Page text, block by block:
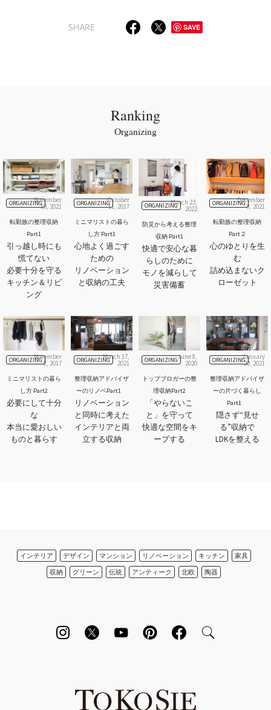
SHARE SAVE
Ranking
Organizing
ORGANIZINGNovember
10, 2021
転勤族の整理収納
Part1
引っ越し時にも
慌てない
必要十分を守る
キッチン＆リビ
ング
ORGANIZINGOctober
11, 2017
ミニマリストの暮ら
し方 Part1
心地よく過ごす
ための
リノベーション
と収納の工夫
ORGANIZINGMarch 23,
2022
防災から考える整理
収納 Part1
快適で安心な暮
らしのために
モノを減らして
災害備蓄
ORGANIZINGDecember
8, 2021
転勤族の整理収納
Part２
心のゆとりを生
む
詰め込まないク
ローゼット
ORGANIZINGNovember
8, 2017
ミニマリストの暮ら
し方 Part2
必要にして十分
な
本当に愛おしい
ものと暮らす
ORGANIZINGMarch 17,
2021
整理収納アドバイザ
ーのリノベPart1
リノベーション
と同時に考えた
インテリアと両
立する収納
ORGANIZINGJune 8,
2020
トップブロガーの整
理収納Part2
「やらないこ
と」を守って
快適な空間をキ
ープする
ORGANIZINGJanuary
20, 2021
整理収納アドバイザ
ーの片づく暮らし
Part1
隠さず“見せ
る”収納で
LDKを整える
インテリア デザイン マンション リノベーション キッチン
家具
収納
グリーン 伝統 アンティーク 北欧 陶器